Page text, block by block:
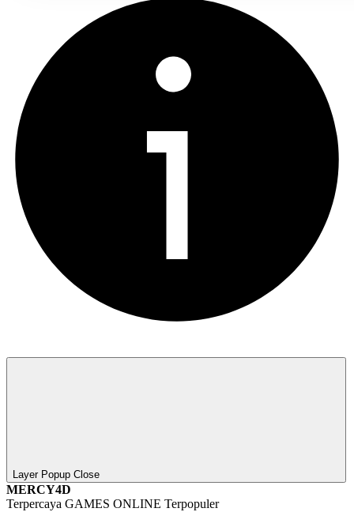
Layer Popup Close
MERCY4D
Terpercaya GAMES ONLINE Terpopuler